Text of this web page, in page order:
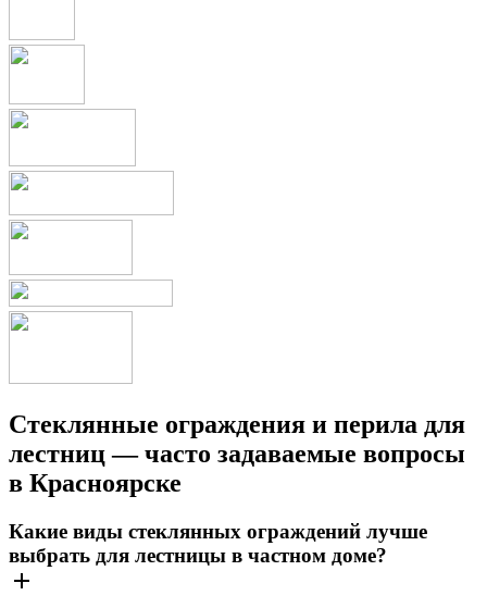
Стеклянные ограждения и перила для
лестниц — часто задаваемые вопросы
в Красноярске
Какие виды стеклянных ограждений лучше
выбрать для лестницы в частном доме?